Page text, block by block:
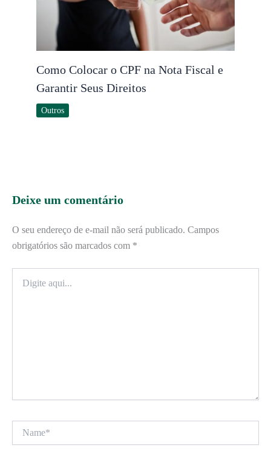
Como Colocar o CPF na Nota Fiscal e
Garantir Seus Direitos
Outros
Deixe um comentário
O seu endereço de e-mail não será publicado. Campos
obrigatórios são marcados com *
aqui...